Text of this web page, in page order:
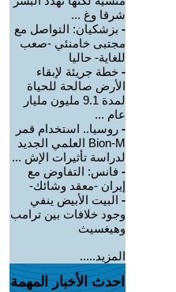
شرقا وغ ...
- بزشكيان: التواصل مع
مجتبى خامنئي -صعب
للغاية- حاليا
- خطة جريئة لإبقاء
الأرض صالحة للحياة
لمدة 9.1 مليون مليار
عام ...
- روسيا.. استخدام قمر
Bion-M العلمي الجديد
لدراسة تأثيرات الإش ...
- فانس: التفاوض مع
إيران -معقد وشائك-
- البيت الأبيض ينفي
وجود خلافات بين ترامب
وهيغسيث
المزيد.....
احدث الأخبار المهمة